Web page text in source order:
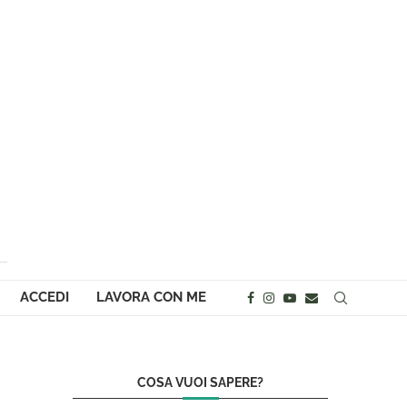
ACCEDI LAVORA CON ME
COSA VUOI SAPERE?